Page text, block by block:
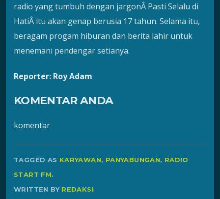
radio yang tumbuh dengan jargonÂ Pasti Selalu di
HatiÂ itu akan genap berusia 17 tahun. Selama itu,
beragam progam hiburan dan berita lahir untuk
menemani pendengar setianya.
Reporter: Roy Adam
KOMENTAR ANDA
komentar
TAGGED AS KARYAWAN, PANYABUNGAN, RADIO
START FM.
WRITTEN BY REDAKSI